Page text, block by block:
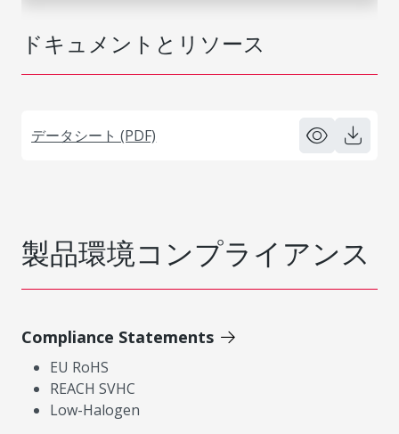
ドキュメントとリソース
データシート (PDF)
製品環境コンプライアンス
Compliance Statements
EU RoHS
REACH SVHC
Low-Halogen